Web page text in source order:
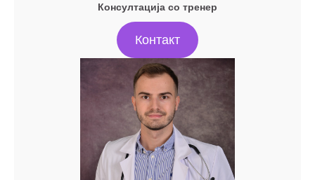
Консултација со тренер
Контакт